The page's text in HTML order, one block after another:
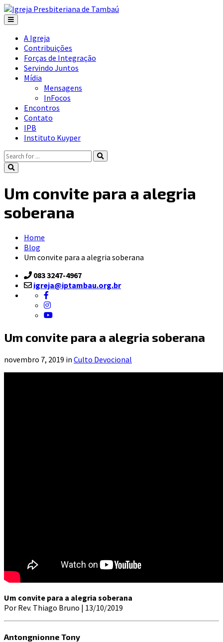
A Igreja
Contribuições
Forças de Integração
Servindo Juntos
Mídia
Mensagens
InFocos
Encontros
Contato
IPB
Instituto Kuyper
Um convite para a alegria
soberana
Home
Blog
Um convite para a alegria soberana
083 3247-4967
igreja@iptambau.org.br
Um convite para a alegria soberana
novembro 7, 2019 in Culto Devocional
Um convite para a alegria soberana
Por Rev. Thiago Bruno | 13/10/2019
Antongnionne Tony